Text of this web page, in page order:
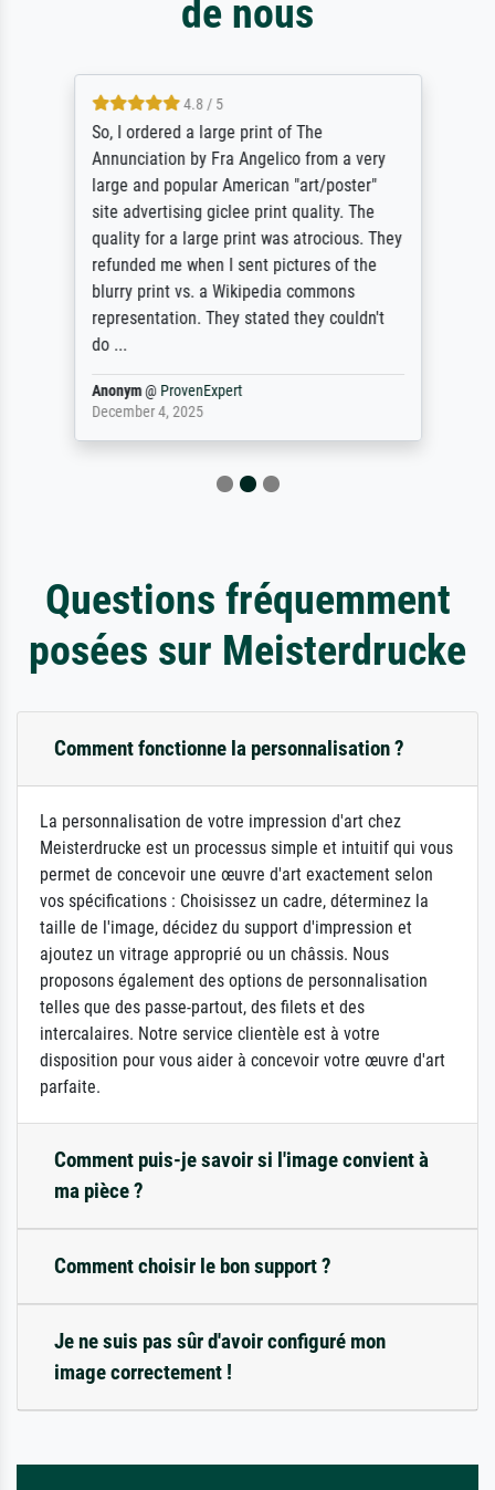
de nous
4.8 / 5
So, I ordered a large print of The
Annunciation by Fra Angelico from a very
large and popular American "art/poster"
site advertising giclee print quality. The
quality for a large print was atrocious. They
refunded me when I sent pictures of the
blurry print vs. a Wikipedia commons
representation. They stated they couldn't
do ...
Anonym@ ProvenExpert
December 4, 2025
Questions fréquemment
posées sur Meisterdrucke
Comment fonctionne la personnalisation ?
La personnalisation de votre impression d'art chez
Meisterdrucke est un processus simple et intuitif qui vous
permet de concevoir une œuvre d'art exactement selon
vos spécifications : Choisissez un cadre, déterminez la
taille de l'image, décidez du support d'impression et
ajoutez un vitrage approprié ou un châssis. Nous
proposons également des options de personnalisation
telles que des passe-partout, des filets et des
intercalaires. Notre service clientèle est à votre
disposition pour vous aider à concevoir votre œuvre d'art
parfaite.
Comment puis-je savoir si l'image convient à
ma pièce ?
Comment choisir le bon support ?
Je ne suis pas sûr d'avoir configuré mon
image correctement !